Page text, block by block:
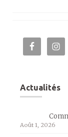
Actualités
Août 1, 2026